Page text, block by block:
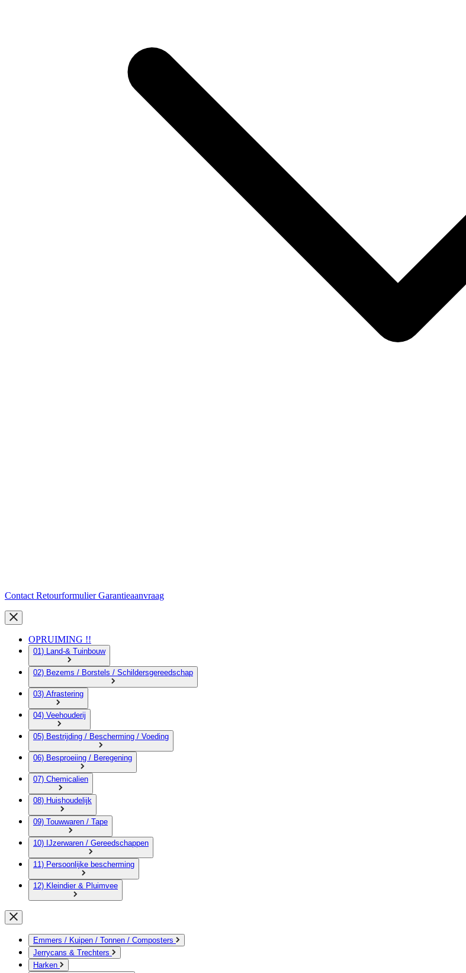
Contact RetourformulierGarantieaanvraag
OPRUIMING !!
01) Land-& Tuinbouw
02) Bezems / Borstels / Schildersgereedschap
03) Afrastering
04) Veehouderij
05) Bestrijding / Bescherming / Voeding
06) Besproeiing / Beregening
07) Chemicalien
08) Huishoudelijk
09) Touwwaren / Tape
10) IJzerwaren / Gereedschappen
11) Persoonlijke bescherming
12) Kleindier & Pluimvee
Emmers / Kuipen / Tonnen / Composters
Jerrycans & Trechters
Harken